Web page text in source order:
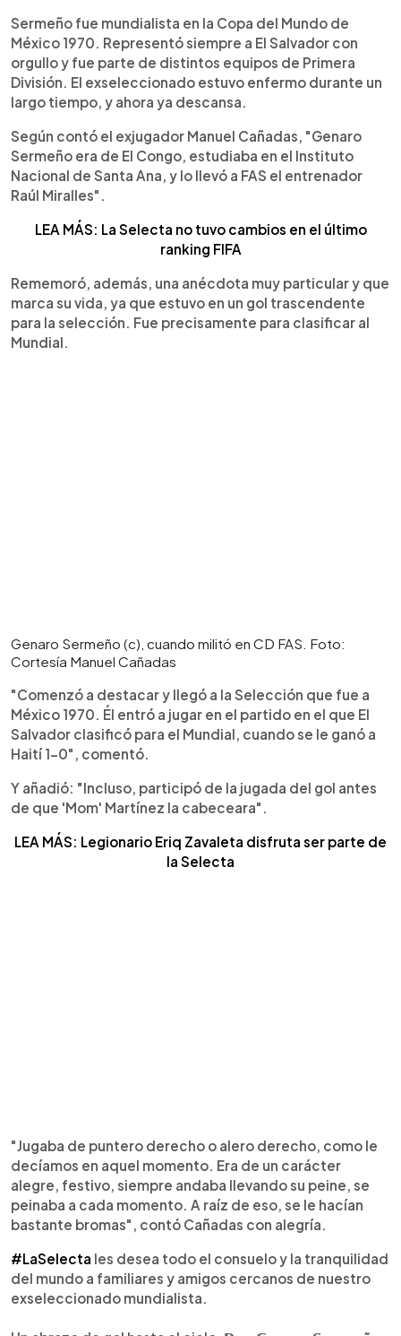
Sermeño fue mundialista en la Copa del Mundo de
México 1970. Representó siempre a El Salvador con
orgullo y fue parte de distintos equipos de Primera
División. El exseleccionado estuvo enfermo durante un
largo tiempo, y ahora ya descansa.
Según contó el exjugador Manuel Cañadas, "Genaro
Sermeño era de El Congo, estudiaba en el Instituto
Nacional de Santa Ana, y lo llevó a FAS el entrenador
Raúl Miralles".
LEA MÁS: La Selecta no tuvo cambios en el último
ranking FIFA
Rememoró, además, una anécdota muy particular y que
marca su vida, ya que estuvo en un gol trascendente
para la selección. Fue precisamente para clasificar al
Mundial.
Genaro Sermeño (c), cuando militó en CD FAS. Foto:
Cortesía Manuel Cañadas
"Comenzó a destacar y llegó a la Selección que fue a
México 1970. Él entró a jugar en el partido en el que El
Salvador clasificó para el Mundial, cuando se le ganó a
Haití 1-0", comentó.
Y añadió: "Incluso, participó de la jugada del gol antes
de que 'Mom' Martínez la cabeceara".
LEA MÁS: Legionario Eriq Zavaleta disfruta ser parte de
la Selecta
"Jugaba de puntero derecho o alero derecho, como le
decíamos en aquel momento. Era de un carácter
alegre, festivo, siempre andaba llevando su peine, se
peinaba a cada momento. A raíz de eso, se le hacían
bastante bromas", contó Cañadas con alegría.
#LaSelecta les desea todo el consuelo y la tranquilidad
del mundo a familiares y amigos cercanos de nuestro
exseleccionado mundialista.